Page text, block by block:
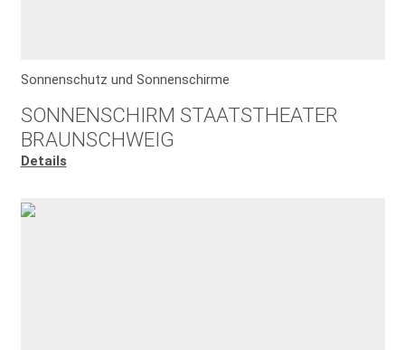
Sonnenschutz und Sonnenschirme
SONNENSCHIRM STAATSTHEATER
BRAUNSCHWEIG
Details